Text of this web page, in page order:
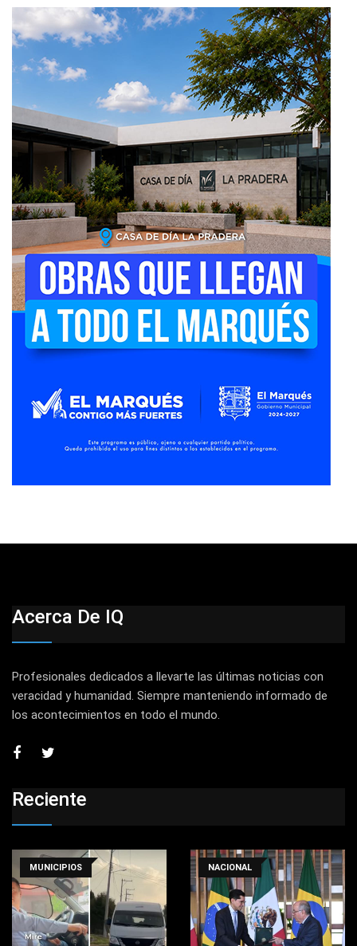
Acerca De IQ
Profesionales dedicados a llevarte las últimas noticias con
veracidad y humanidad. Siempre manteniendo informado de
los acontecimientos en todo el mundo.
Reciente
MUNICIPIOS NACIONAL